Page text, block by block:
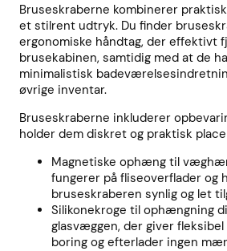
Bruseskraberne kombinerer
et stilrent udtryk. Du finder
ergonomiske håndtag, der effektivt
brusekabinen, samtidig med at de
minimalistisk
øvrige inventar.
Bruseskraberne inkluderer
holder dem diskret og praktisk
Magnetiske ophæng til
fungerer på fliseoverflader og
bruseskraberen synlig og let
Silikonekroge til ophængning
glasvæggen, der giver
boring og efterlader ingen